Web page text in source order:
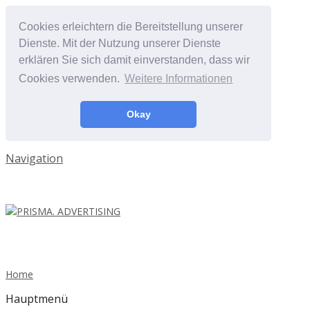
Cookies erleichtern die Bereitstellung unserer
Dienste. Mit der Nutzung unserer Dienste
erklären Sie sich damit einverstanden, dass wir
Cookies verwenden. Weitere Informationen
Okay
Navigation
Home
Hauptmenü